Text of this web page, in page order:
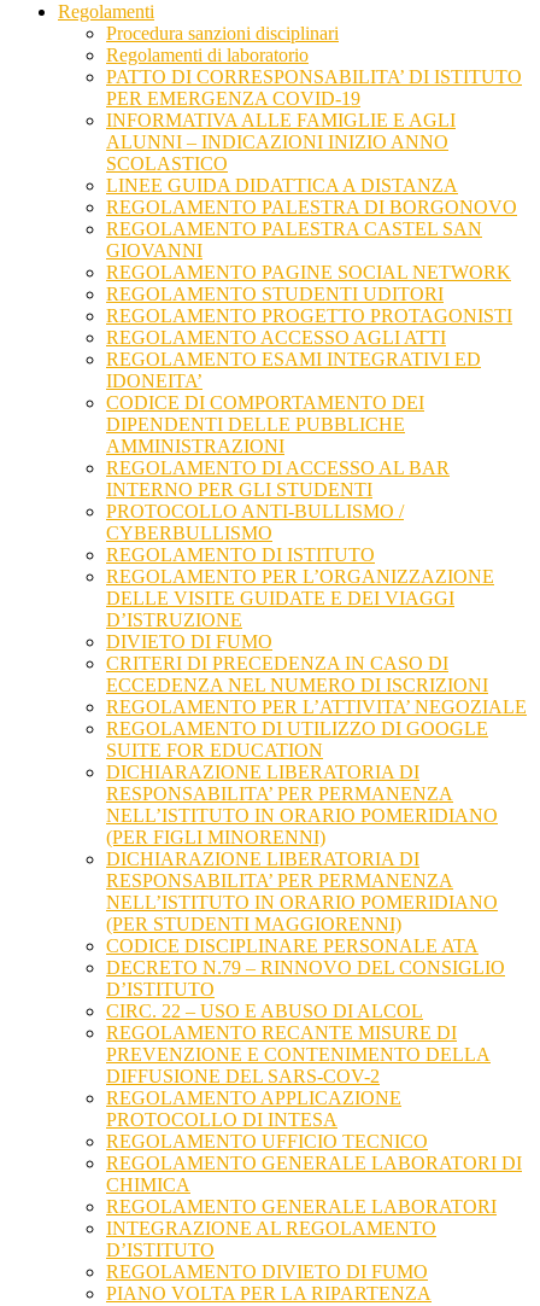
Regolamenti
Procedura sanzioni disciplinari
Regolamenti di laboratorio
PATTO DI CORRESPONSABILITA’ DI ISTITUTO
PER EMERGENZA COVID-19
INFORMATIVA ALLE FAMIGLIE E AGLI
ALUNNI – INDICAZIONI INIZIO ANNO
SCOLASTICO
LINEE GUIDA DIDATTICA A DISTANZA
REGOLAMENTO PALESTRA DI BORGONOVO
REGOLAMENTO PALESTRA CASTEL SAN
GIOVANNI
REGOLAMENTO PAGINE SOCIAL NETWORK
REGOLAMENTO STUDENTI UDITORI
REGOLAMENTO PROGETTO PROTAGONISTI
REGOLAMENTO ACCESSO AGLI ATTI
REGOLAMENTO ESAMI INTEGRATIVI ED
IDONEITA’
CODICE DI COMPORTAMENTO DEI
DIPENDENTI DELLE PUBBLICHE
AMMINISTRAZIONI
REGOLAMENTO DI ACCESSO AL BAR
INTERNO PER GLI STUDENTI
PROTOCOLLO ANTI-BULLISMO /
CYBERBULLISMO
REGOLAMENTO DI ISTITUTO
REGOLAMENTO PER L’ORGANIZZAZIONE
DELLE VISITE GUIDATE E DEI VIAGGI
D’ISTRUZIONE
DIVIETO DI FUMO
CRITERI DI PRECEDENZA IN CASO DI
ECCEDENZA NEL NUMERO DI ISCRIZIONI
REGOLAMENTO PER L’ATTIVITA’ NEGOZIALE
REGOLAMENTO DI UTILIZZO DI GOOGLE
SUITE FOR EDUCATION
DICHIARAZIONE LIBERATORIA DI
RESPONSABILITA’ PER PERMANENZA
NELL’ISTITUTO IN ORARIO POMERIDIANO
(PER FIGLI MINORENNI)
DICHIARAZIONE LIBERATORIA DI
RESPONSABILITA’ PER PERMANENZA
NELL’ISTITUTO IN ORARIO POMERIDIANO
(PER STUDENTI MAGGIORENNI)
CODICE DISCIPLINARE PERSONALE ATA
DECRETO N.79 – RINNOVO DEL CONSIGLIO
D’ISTITUTO
CIRC. 22 – USO E ABUSO DI ALCOL
REGOLAMENTO RECANTE MISURE DI
PREVENZIONE E CONTENIMENTO DELLA
DIFFUSIONE DEL SARS-COV-2
REGOLAMENTO APPLICAZIONE
PROTOCOLLO DI INTESA
REGOLAMENTO UFFICIO TECNICO
REGOLAMENTO GENERALE LABORATORI DI
CHIMICA
REGOLAMENTO GENERALE LABORATORI
INTEGRAZIONE AL REGOLAMENTO
D’ISTITUTO
REGOLAMENTO DIVIETO DI FUMO
PIANO VOLTA PER LA RIPARTENZA